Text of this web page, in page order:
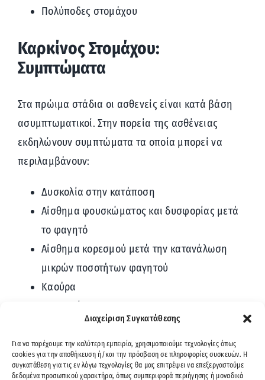
Διαχείριση Συγκατάθεσης
Για να παρέχουμε την καλύτερη εμπειρία, χρησιμοποιούμε τεχνολογίες όπως
cookies για την αποθήκευση ή/και την πρόσβαση σε πληροφορίες συσκευών. Η
συγκατάθεση για τις εν λόγω τεχνολογίες θα μας επιτρέψει να επεξεργαστούμε
δεδομένα προσωπικού χαρακτήρα, όπως συμπεριφορά περιήγησης ή μοναδικά
Πολύποδες στομάχου
Καρκίνος Στομάχου:
Συμπτώματα
Στα πρώιμα στάδια οι ασθενείς είναι κατά βάση
ασυμπτωματικοί. Στην πορεία της ασθένειας
εκδηλώνουν συμπτώματα τα οποία μπορεί να
περιλαμβάνουν:
Δυσκολία στην κατάποση
Αίσθημα φουσκώματος και δυσφορίας μετά
το φαγητό
Αίσθημα κορεσμού μετά την κατανάλωση
μικρών ποσοτήτων φαγητού
Καούρα
Δυσπεψία
Πόνος στο στομάχι
Ακούσια απώλεια βάρους